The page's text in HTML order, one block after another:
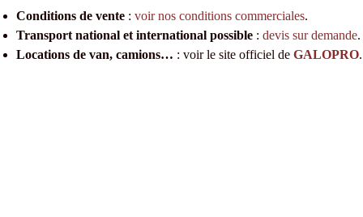
Conditions de vente : voir nos conditions commerciales.
Transport national et international possible : devis sur demande.
Locations de van, camions… : voir le site officiel de GALOPRO.